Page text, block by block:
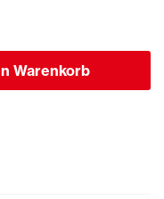
Warenkorb